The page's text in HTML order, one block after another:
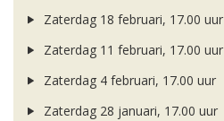
Zaterdag 18 februari, 17.00 uur
Zaterdag 11 februari, 17.00 uur
Zaterdag 4 februari, 17.00 uur
Zaterdag 28 januari, 17.00 uur